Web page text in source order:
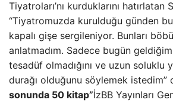
Tiyatroları’nı kurduklarını hatırlatan
“Tiyatromuzda kurulduğu günden
kapalı gişe sergileniyor. Bunları
anlatmadım. Sadece bugün
tesadüf olmadığını ve uzun soluklu
durağı olduğunu söylemek istedim”
sonunda 50 kitap”İzBB Yayınları